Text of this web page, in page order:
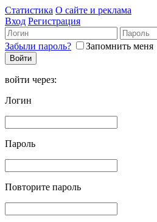
Статистика О сайте и реклама
Вход Регистрация
Забыли пароль? Запомнить меня
войти через:
Логин
Пароль
Повторите пароль